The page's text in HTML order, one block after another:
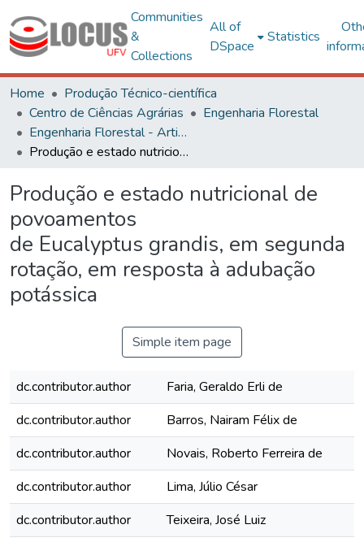
Communities
&
Collections
All of
DSpace
Statistics
Home
Produção Técnico-científica
Centro de Ciências Agrárias
Engenharia Florestal
Engenharia Florestal - Artigos
Produção e estado nutricional de povoamentos de Eucalyptus grandis, em segunda rotação, em resposta à adubação potássica
Produção e estado nutricional de
povoamentos
de Eucalyptus grandis, em segunda
rotação, em resposta à adubação
potássica
Simple item page
dc.contributor.author
Faria, Geraldo Erli de
dc.contributor.author
Barros, Nairam Félix de
dc.contributor.author
Novais, Roberto Ferreira de
dc.contributor.author
Lima, Júlio César
dc.contributor.author
Teixeira, José Luiz